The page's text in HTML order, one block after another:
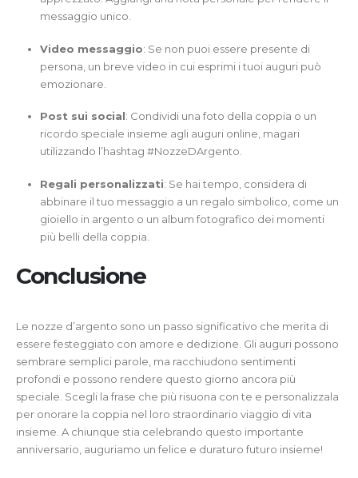
messaggio unico.
Video messaggio: Se non puoi essere presente di
persona, un breve video in cui esprimi i tuoi auguri può
emozionare.
Post sui social: Condividi una foto della coppia o un
ricordo speciale insieme agli auguri online, magari
utilizzando l’hashtag #NozzeDArgento.
Regali personalizzati: Se hai tempo, considera di
abbinare il tuo messaggio a un regalo simbolico, come un
gioiello in argento o un album fotografico dei momenti
più belli della coppia.
Conclusione
Le nozze d’argento sono un passo significativo che merita di
essere festeggiato con amore e dedizione. Gli auguri possono
sembrare semplici parole, ma racchiudono sentimenti
profondi e possono rendere questo giorno ancora più
speciale. Scegli la frase che più risuona con te e personalizzala
per onorare la coppia nel loro straordinario viaggio di vita
insieme. A chiunque stia celebrando questo importante
anniversario, auguriamo un felice e duraturo futuro insieme!